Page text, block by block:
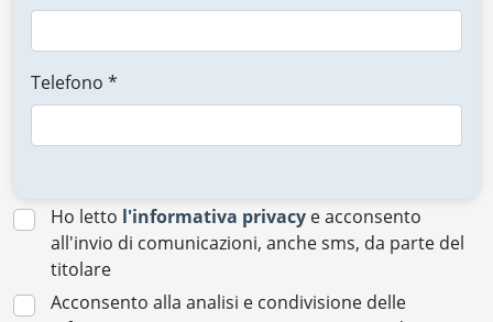
Telefono *
Ho letto l'informativa privacy e acconsento
all'invio di comunicazioni, anche sms, da parte del
titolare
Acconsento alla analisi e condivisione delle